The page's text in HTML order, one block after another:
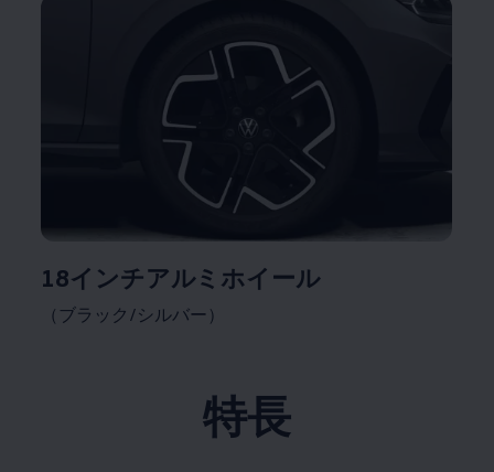
18インチアルミホイール
（ブラック/シルバー）
特長